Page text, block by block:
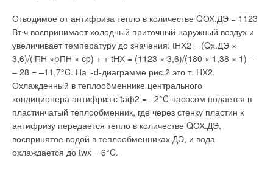
Отводимое от антифриза тепло в количестве QОХ.ДЭ = 1123
Вт⋅ч воспринимает холодный приточный наружный воздух и
увеличивает температуру до значения: tНХ2 = (Qх.ДЭ ×
3,6)/(lПН ×ρПН × cp) + + tНХ = (1123 × 3,6)/(180 × 1,38 × 1) –
– 28 = –11,7°C. На l-d-диаграмме рис.2 это т. НХ2.
Охлажденный в теплообменнике центрального
кондиционера антифриз с tаф2 = –2°C насосом подается в
пластинчатый теплообменник, где через стенку пластин к
антифризу передается тепло в количестве QОХ.ДЭ,
воспринятое водой в теплообменниках ДЭ, и вода
охлаждается до twx = 6°C.
горелкам. Объем камеры сгорания определен таким
большим, чтобы ни в коем случае не быть ниже
необходимого для различных горелок минимума для
достижения полного и безупречного сжигания топлива.
Также и ее ширина выдержана таким образом, чтобы
даже при применении горелки с самым широким конусом
пламени было невозможно касание со стенками котла» .
1998 г. — компания BUDERUS отмечает двойной юбилей:
100 лет спустя после получения металлургическими
заводами Хирценхайн и Лоллар первого патента на впервые